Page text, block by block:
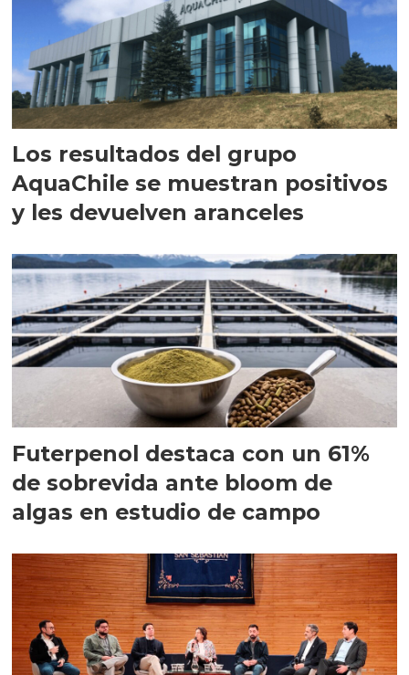
Los resultados del grupo
AquaChile se muestran positivos
y les devuelven aranceles
Futerpenol destaca con un 61%
de sobrevida ante bloom de
algas en estudio de campo